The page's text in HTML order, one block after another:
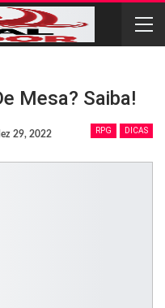
Mesa? Saiba!
RPG DICAS
29, 2022